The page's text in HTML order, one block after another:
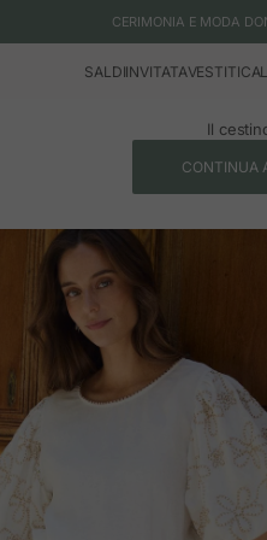
CERIMONIA E MODA
SALDIINVITATAVESTITI
Il
CONTINUA